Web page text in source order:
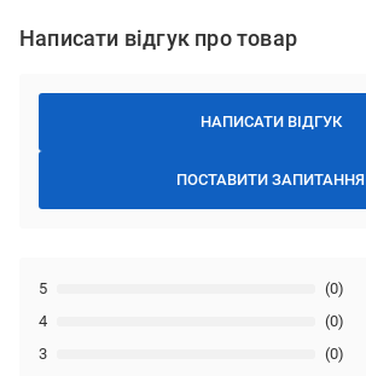
Написати відгук про товар
НАПИСАТИ ВІДГУК
ПОСТАВИТИ ЗАПИТАННЯ
3 (0)
4 (0)
5 (0)